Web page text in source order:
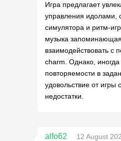
Игра предлагает
управления идолами,
симулятора и ритм-
музыка
взаимодействовать с
charm. Однако, иногда
повторяемости в
удовольствие от
недостатки.
alfo62
12 August